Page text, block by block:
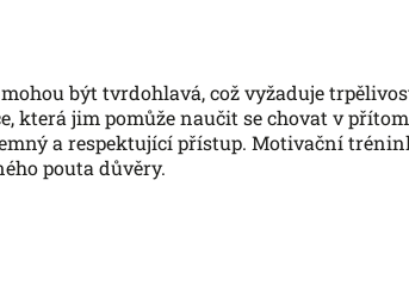
být tvrdohlavá, což vyžaduje
která jim pomůže naučit se chovat v
a respektující přístup. Motivační
pouta důvěry.